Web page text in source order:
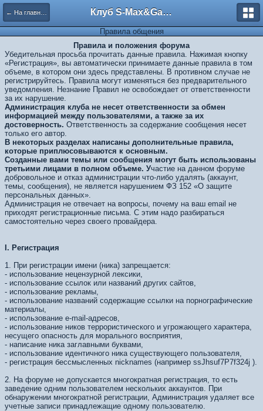
← На главную Клуб S-Max&Galaxy
Правила общения
Правила и положения форума
Убедительная просьба прочитать данные правила. Нажимая кнопку
«Регистрация», вы автоматически принимаете данные правила в том
объеме, в котором они здесь представлены. В противном случае не
регистрируйтесь. Правила могут изменяться без предварительного
уведомления. Незнание Правил не освобождает от ответственности
за их нарушение.
Администрация клуба не несет ответственности за обмен
информацией между пользователями, а также за их
достоверность. Ответственность за содержание сообщения несет
только его автор.
В некоторых разделах написаны дополнительные правила,
которые приплюсовываются к основным.
Созданные вами темы или сообщения могут быть использованы
третьими лицами в полном объеме. Участие на данном форуме
добровольное и отказ администрации что-либо удалять (аккаунт,
темы, сообщения), не является нарушением ФЗ 152 «О защите
персональных данных».
Администрация не отвечает на вопросы, почему на ваш email не
приходят регистрационные письма. С этим надо разбираться
самостоятельно через своего провайдера.
I. Регистрация
1. При регистрации имени (ника) запрещается:
- использование нецензурной лексики,
- использование ссылок или названий других сайтов,
- использование рекламы,
- использование названий содержащие ссылки на порнографические
материалы,
- использование e-mail-адресов,
- использование ников террористического и угрожающего характера,
несущего опасность для морального восприятия,
- написание ника заглавными буквами,
- использование идентичного ника существующего пользователя,
- регистрация бессмысленных nicknames (например ssJhsuf7Р7f324j ).
2. На форуме не допускается многократная регистрация, то есть
заведение одним пользователем нескольких аккаунтов. При
обнаружении многократной регистрации, Администрация удаляет все
учетные записи принадлежащие одному пользователю.